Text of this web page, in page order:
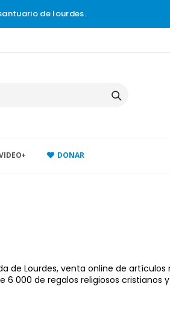
de lourdes.
DONAR
de Lourdes, venta online de artículos
6 000 de regalos religiosos cristianos